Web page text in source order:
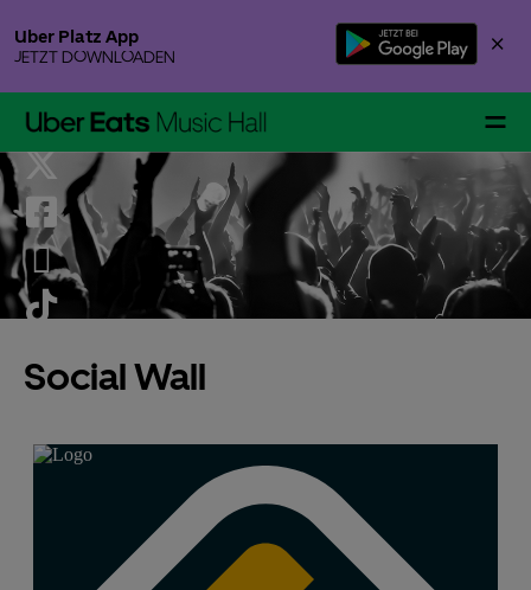
to
content
Buy
Tickets
×
Uber Platz App
JETZT DOWNLOADEN
Events & Tickets
Ihr Besuch
Social Wall